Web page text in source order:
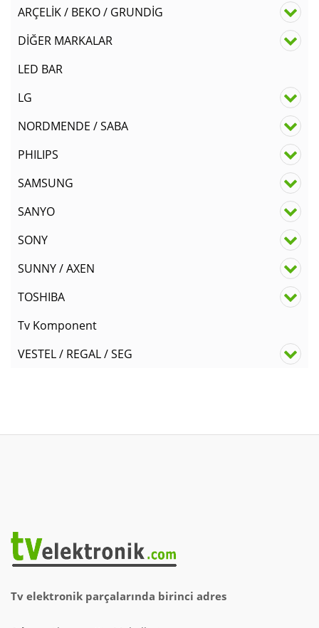
ARÇELİK / BEKO / GRUNDİG
DİĞER MARKALAR
LED BAR
LG
NORDMENDE / SABA
PHILIPS
SAMSUNG
SANYO
SONY
SUNNY / AXEN
TOSHIBA
Tv Komponent
VESTEL / REGAL / SEG
Tv elektronik parçalarında birinci adres